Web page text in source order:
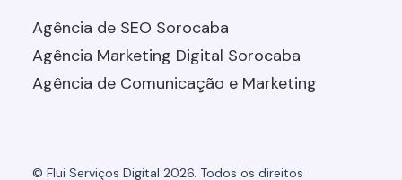
Agência de SEO Sorocaba
Agência Marketing Digital Sorocaba
Agência de Comunicação e Marketing
© Flui Serviços Digital 2026. Todos os direitos